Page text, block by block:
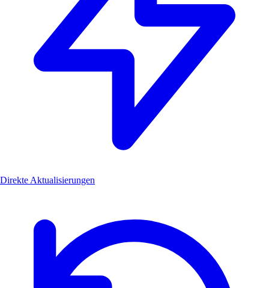
Direkte Aktualisierungen